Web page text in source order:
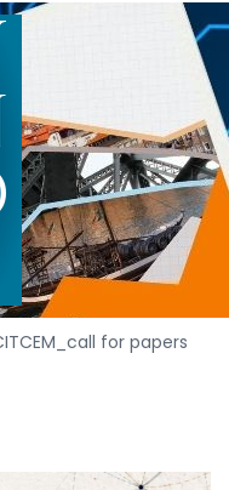
for papers